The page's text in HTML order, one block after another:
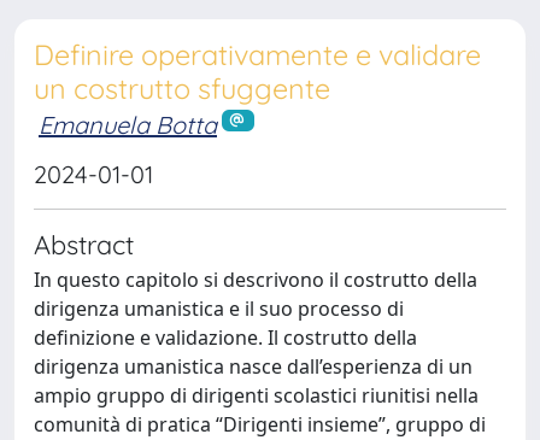
Definire operativamente e validare
un costrutto sfuggente
Emanuela Botta
2024-01-01
Abstract
In questo capitolo si descrivono il costrutto della
dirigenza umanistica e il suo processo di
definizione e validazione. Il costrutto della
dirigenza umanistica nasce dall’esperienza di un
ampio gruppo di dirigenti scolastici riunitisi nella
comunità di pratica “Dirigenti insieme”, gruppo di